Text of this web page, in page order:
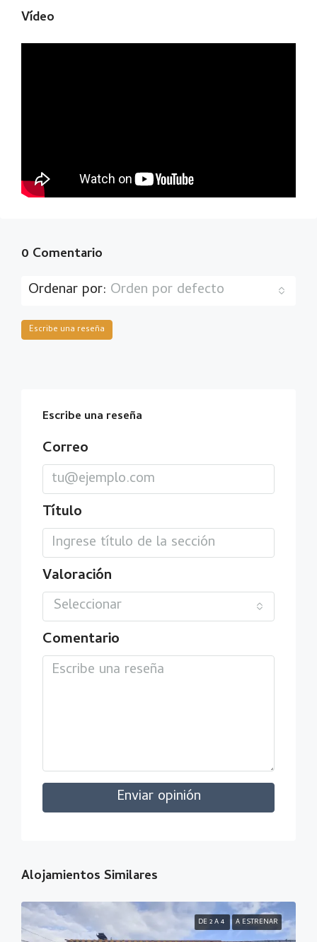
Vídeo
0 Comentario
Ordenar por: Orden por defecto
Escribe una reseña
Escribe una reseña
Correo
Título
Valoración
Seleccionar
Comentario
Enviar opinión
Alojamientos Similares
DE 2 A 4 A ESTRENAR